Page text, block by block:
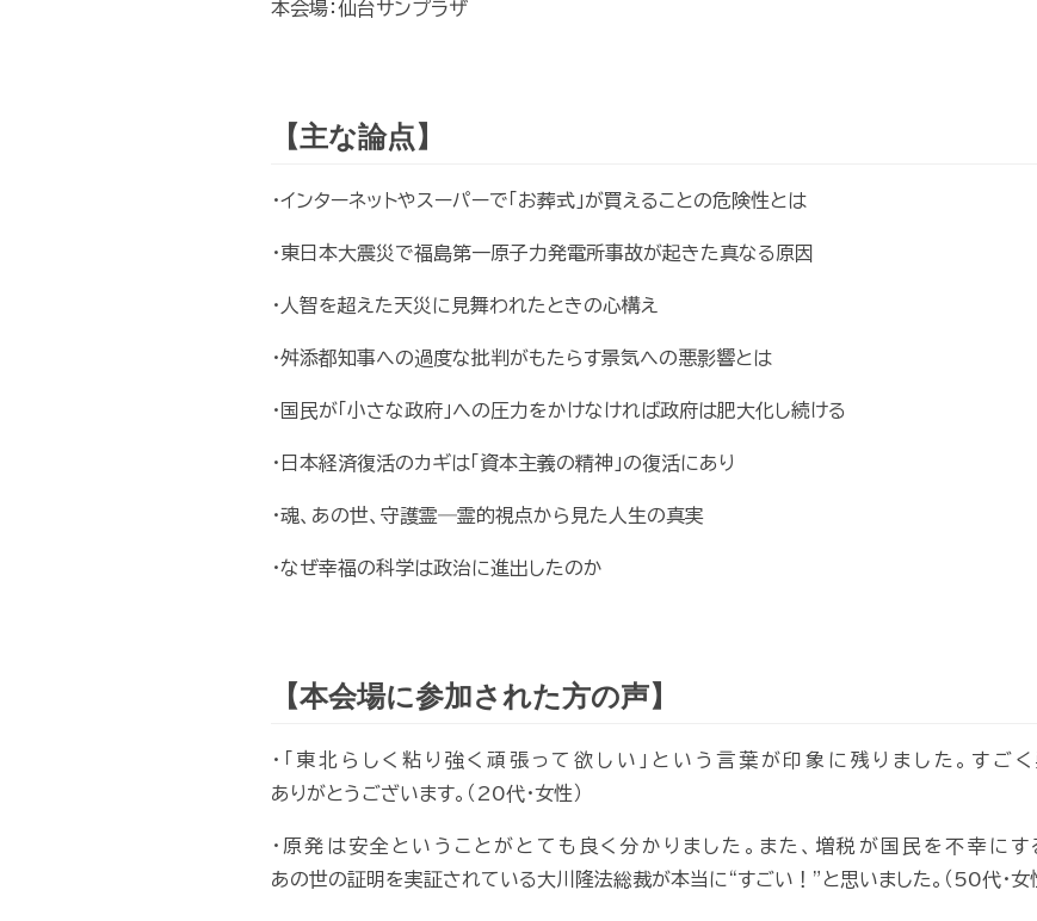
本会場：仙台サンプラザ
【主な論点】
・インターネットやスーパーで「お葬式」が買えることの危険性とは
・東日本大震災で福島第一原子力発電所事故が起きた真なる原因
・人智を超えた天災に見舞われたときの心構え
・舛添都知事への過度な批判がもたらす景気への悪影響とは
・国民が「小さな政府」への圧力をかけなければ政府は肥大化し続ける
・日本経済復活のカギは「資本主義の精神」の復活にあり
・魂、あの世、守護霊―霊的視点から見た人生の真実
・なぜ幸福の科学は政治に進出したのか
【本会場に参加された方の声】
・「東北らしく粘り強く頑張って欲しい」という言葉が印象に残りました。すご
ありがとうございます。（20代・女性）
・原発は安全ということがとても良く分かりました。また、増税が国民を不幸にす
あの世の証明を実証されている大川隆法総裁が本当に“すごい！”と思いました。（50代・女